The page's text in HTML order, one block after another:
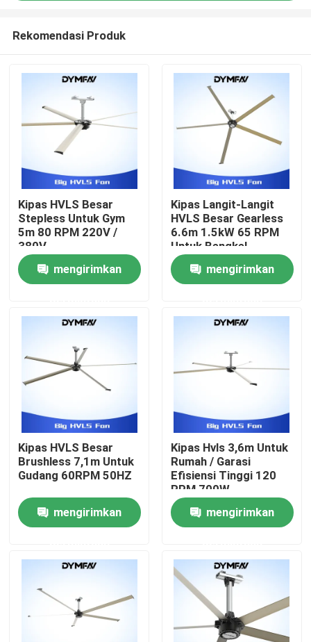
Rumah
Produk
Tentang kami
Tur Pabrik
Kontrol kualitas
Hubungi kami
Permintaan Penawaran
Penggemar HVLS Industri
Rekomendasi Produk
Kipas HVLS Besar
Stepless Untuk Gym
5m 80 RPM 220V /
380V
mengirimkan
Kipas Langit-Langit
HVLS Besar Gearless
6.6m 1.5kW 65 RPM
Untuk Bengkel
mengirimkan
Kipas HVLS Besar
Brushless 7,1m Untuk
Gudang 60RPM 50HZ
mengirimkan
Kipas Hvls 3,6m Untuk
Rumah / Garasi
Efisiensi Tinggi 120
RPM 700W
mengirimkan